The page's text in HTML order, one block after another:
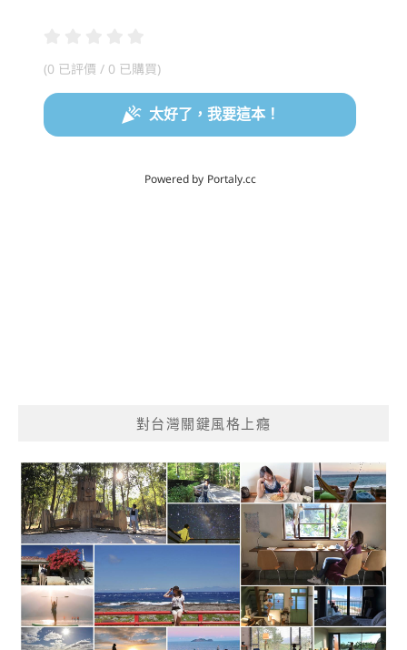
對台灣關鍵風格上癮